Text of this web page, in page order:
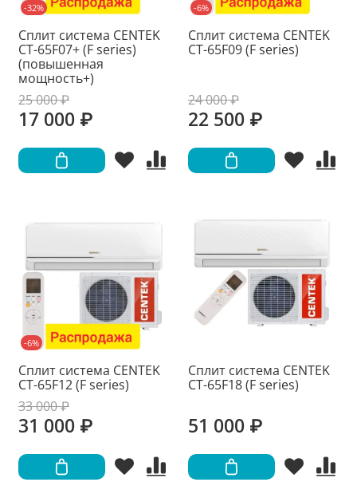
-32%
Сплит система CENTEK
CT-65F07+ (F series)
(повышенная
мощность+)
25 000 ₽
17 000 ₽
-6%
Сплит система CENTEK
CT-65F09 (F series)
24 000 ₽
22 500 ₽
-6%
Сплит система CENTEK
CT-65F12 (F series)
33 000 ₽
31 000 ₽
Сплит система CENTEK
CT-65F18 (F series)
51 000 ₽